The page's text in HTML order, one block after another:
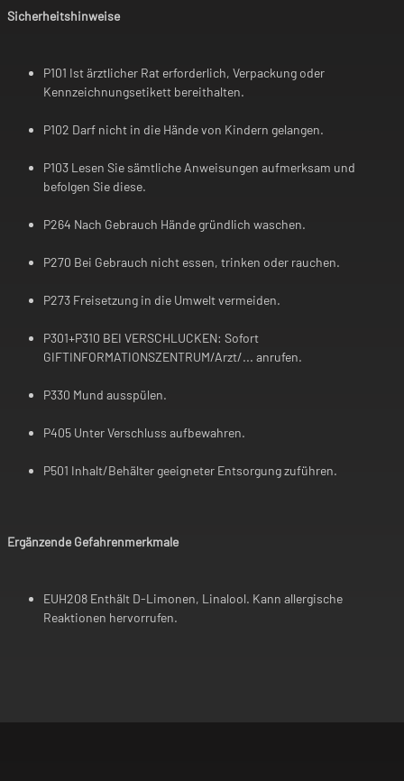
Sicherheitshinweise
P101 Ist ärztlicher Rat erforderlich, Verpackung oder
Kennzeichnungsetikett bereithalten.
P102 Darf nicht in die Hände von Kindern gelangen.
P103 Lesen Sie sämtliche Anweisungen aufmerksam und
befolgen Sie diese.
P264 Nach Gebrauch Hände gründlich waschen.
P270 Bei Gebrauch nicht essen, trinken oder rauchen.
P273 Freisetzung in die Umwelt vermeiden.
P301+P310 BEI VERSCHLUCKEN: Sofort
GIFTINFORMATIONSZENTRUM/Arzt/... anrufen.
P330 Mund ausspülen.
P405 Unter Verschluss aufbewahren.
P501 Inhalt/Behälter geeigneter Entsorgung zuführen.
Ergänzende Gefahrenmerkmale
EUH208 Enthält D-Limonen, Linalool. Kann allergische
Reaktionen hervorrufen.